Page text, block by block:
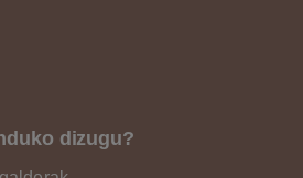
dizugu?